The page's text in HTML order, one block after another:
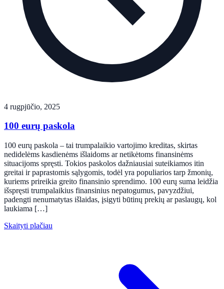
4 rugpjūčio, 2025
100 eurų paskola
100 eurų paskola – tai trumpalaikio vartojimo kreditas, skirtas
nedidelėms kasdienėms išlaidoms ar netikėtoms finansinėms
situacijoms spręsti. Tokios paskolos dažniausiai suteikiamos itin
greitai ir paprastomis sąlygomis, todėl yra populiarios tarp žmonių,
kuriems prireikia greito finansinio sprendimo. 100 eurų suma leidžia
išspręsti trumpalaikius finansinius nepatogumus, pavyzdžiui,
padengti nenumatytas išlaidas, įsigyti būtinų prekių ar paslaugų, kol
laukiama […]
Skaityti plačiau